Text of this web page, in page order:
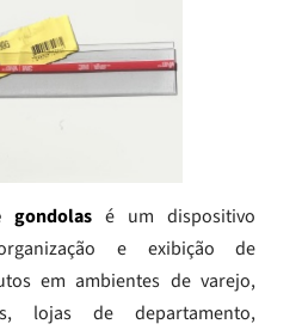
é um dispositivo
e exibição de
em ambientes de varejo,
lojas de departamento,